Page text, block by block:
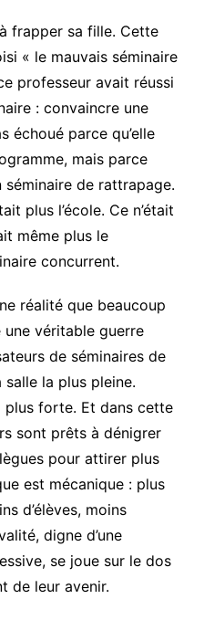
frapper sa fille. Cette
« le mauvais séminaire
professeur avait réussi
: convaincre une
échoué parce qu’elle
mais parce
séminaire de rattrapage.
plus l’école. Ce n’était
même plus le
concurrent.
réalité que beaucoup
véritable guerre
de séminaires de
la plus pleine.
plus forte. Et dans cette
sont prêts à dénigrer
pour attirer plus
est mécanique : plus
d’élèves, moins
digne d’une
se joue sur le dos
de leur avenir.